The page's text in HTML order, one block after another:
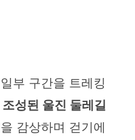
부 구간을 트레킹
성된 울진 둘레길
감상하며 걷기에